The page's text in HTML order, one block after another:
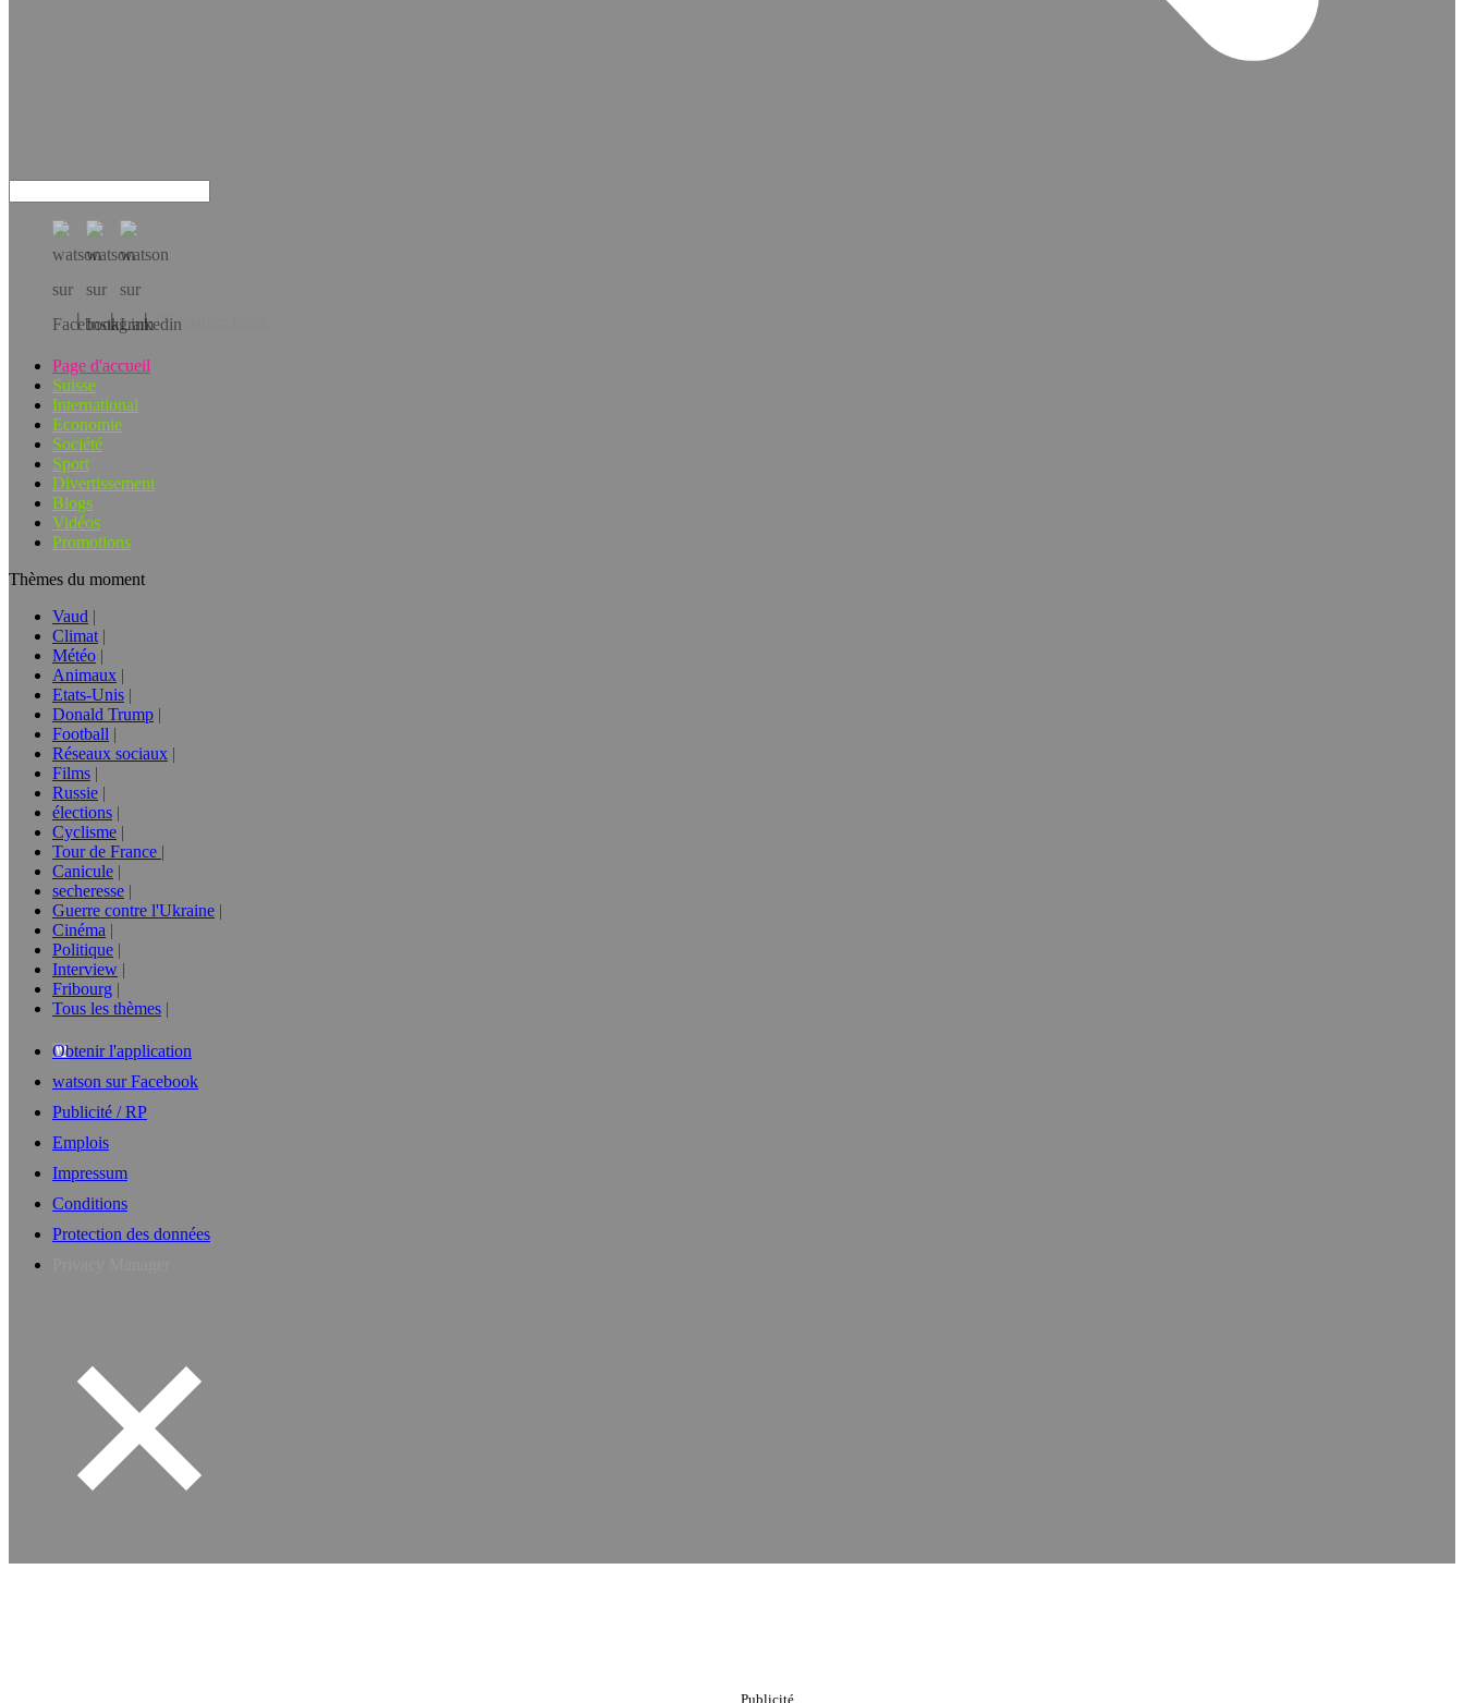
Téléchargez l’app!
Page d'accueil
Suisse
International
Economie
Société
Sport
Divertissement
Blogs
Vidéos
Promotions
Thèmes du moment
Vaud
Climat
Météo
Animaux
Etats-Unis
Donald Trump
Football
Réseaux sociaux
Films
Russie
élections
Cyclisme
Tour de France
Canicule
secheresse
Guerre contre l'Ukraine
Cinéma
Politique
Interview
Fribourg
Tous les thèmes
Obtenir l'application
watson sur Facebook
Publicité / RP
Emplois
Impressum
Conditions
Protection des données